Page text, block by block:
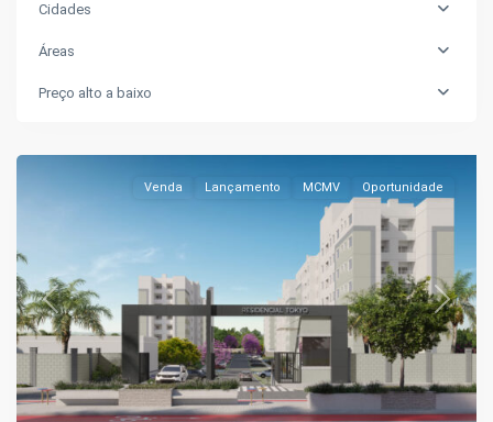
Cidades
Áreas
Preço alto a baixo
Aleixo,
Previous Next
Venda Lançamento MCMV Oportunidade